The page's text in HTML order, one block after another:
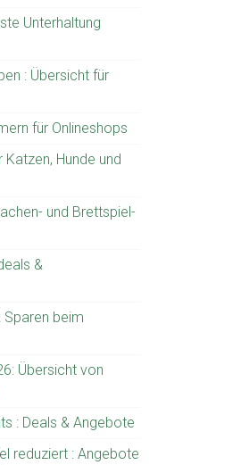
Unterhaltung
: Übersicht für
für Onlineshops
Hunde und
und Brettspiel-
&
Sparen beim
Übersicht von
: Deals & Angebote
reduziert : Angebote